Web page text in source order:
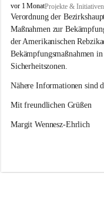
O
s
l
i
p
vor 1 MonatProjekte & Initiativen
Verordnung der
Maßnahmen zur
der Amerikanischen
Bekämpfungsmaßnahmen
Sicherheitszonen.
Nähere Informationen sind
Mit freundlichen Grüßen
Margit Wennesz-Ehrlich